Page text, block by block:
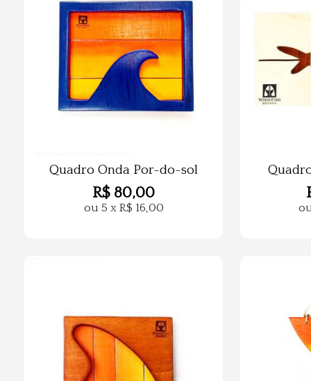
Quadro Onda Por-do-sol
R$ 80,00
ou 5 x R$ 16,00